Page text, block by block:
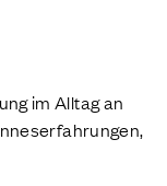
im Alltag an